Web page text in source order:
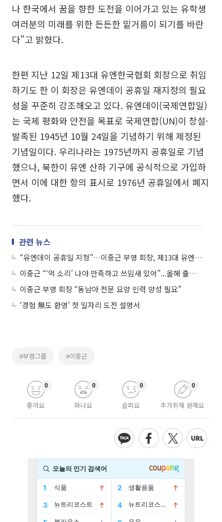
나 한국에서 꿈을 향한 도전을 이어가고 있는 유학생
여러분의 미래를 위한 든든한 밑거름이 되기를 바란
다”고 밝혔다.
한편 지난 12일 제13대 유엔한국협회 회장으로 취임
하기도 한 이 회장은 유엔데이 공휴일 재지정의 필요
성을 꾸준히 강조해오고 있다. 유엔데이(국제연합일)
는 국제 평화와 안전을 목표로 국제연합(UN)이 창설·
발족된 1945년 10월 24일을 기념하기 위해 제정된
기념일이다. 우리나라는 1975년까지 공휴일로 기념
했으나, 북한이 유엔 산하 기구에 공식적으로 가입하
면서 이에 대한 항의 표시로 1976년 공휴일에서 폐지
했다.
관련 뉴스
“유엔데이 공휴일 지정”…이중근 부영 회장, 제13대 유엔한국협회 회장 취임
이중근 “‘억 소리’ 나야 만족하고 쓰임새 있어”...올해 출산장려금 36억 지급
이중근 부영 회장 “동남아 전문 요양 인력 양성 필요”
‘경험 無도 환영’ 첫 일자리 도전 설명서
#부영그룹 #이중근
좋아요
0
화나요
0
슬퍼요
0
추가취재 원해요
0